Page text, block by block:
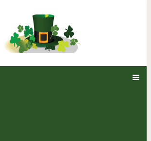
Лига детективов:
холодильников по